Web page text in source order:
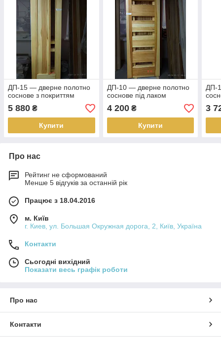
ДП-15 — дверне полотно
соснове з покриттям
5 880 ₴
Купити
ДП-10 — дверне полотно
соснове під лаком
4 200₴
Купити
ДП-
3
Про нас
Рейтинг не сформований
Менше 5 відгуків за останній рік
Працює з 18.04.2016
м. Київ
г. Киев, ул. Большая Окружная дорога, 2, Київ, Україна
Контакти
Сьогодні вихідний
Показати весь графік роботи
Про нас
Контакти